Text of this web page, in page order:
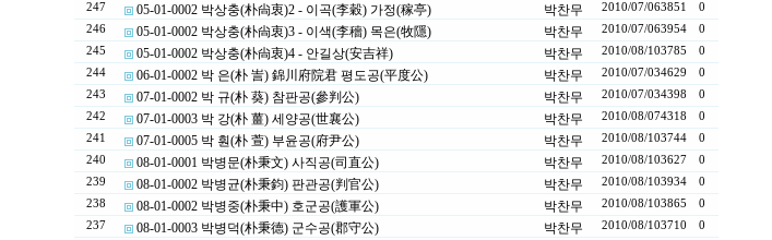
247
05-01-0002 박상충(朴尙衷)2 - 이곡(李穀) 가정(稼亭) 박찬무 2010/07/063851
0
246
05-01-0002 박상충(朴尙衷)3 - 이색(李穡) 목은(牧隱) 박찬무 2010/07/063954
0
245
05-01-0002 박상충(朴尙衷)4 - 안길상(安吉祥) 박찬무 2010/08/103785
0
244
06-01-0002 박 은(朴 訔) 錦川府院君 평도공(平度公) 박찬무 2010/07/034629
0
243
07-01-0002 박 규(朴 葵) 참판공(參判公) 박찬무 2010/07/034398
0
242
07-01-0003 박 강(朴 薑) 세양공(世襄公) 박찬무 2010/08/074318
0
241
07-01-0005 박 훤(朴 萱) 부윤공(府尹公) 박찬무 2010/08/103744
0
240
08-01-0001 박병문(朴秉文) 사직공(司直公) 박찬무 2010/08/103627
0
239
08-01-0002 박병균(朴秉鈞) 판관공(判官公) 박찬무 2010/08/103934
0
238
08-01-0002 박병중(朴秉中) 호군공(護軍公) 박찬무 2010/08/103865
0
237
08-01-0003 박병덕(朴秉德) 군수공(郡守公) 박찬무 2010/08/103710
0